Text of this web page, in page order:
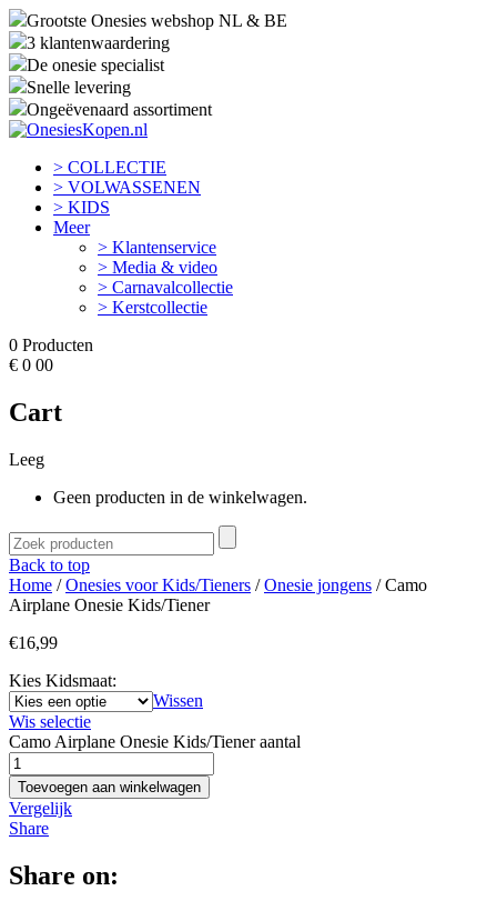
Grootste Onesies webshop NL & BE
3 klantenwaardering
De onesie specialist
Snelle levering
Ongeëvenaard assortiment
> COLLECTIE
> VOLWASSENEN
> KIDS
Meer
> Klantenservice
> Media & video
> Carnavalcollectie
> Kerstcollectie
0 Producten
€ 0 00
Cart
Leeg
Geen producten in de winkelwagen.
Back to top
Home /Onesies voor Kids/Tieners /Onesie jongens / Camo
Airplane Onesie Kids/Tiener
€16,99
Kies Kidsmaat:
Wissen
Wis selectie
Camo Airplane Onesie Kids/Tiener aantal
Toevoegen aan winkelwagen
Vergelijk
Share
Share on: